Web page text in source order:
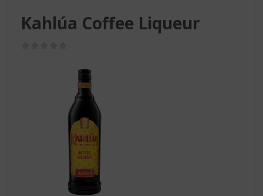
Kahlúa Coffee Liqueur